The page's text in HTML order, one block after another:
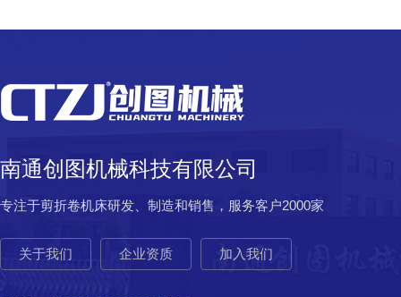
南通创图机械科技有限公司
专注于剪折卷机床研发、制造和销售，服务客户2000家
关于我们 企业资质 加入我们